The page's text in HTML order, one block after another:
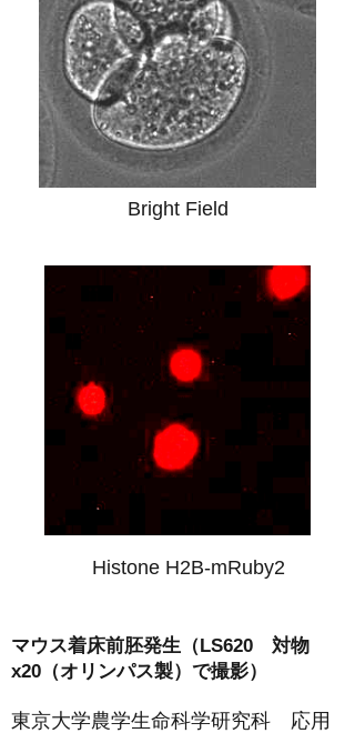
Bright Field
Histone H2B-mRuby2
マウス着床前胚発生（LS620 対物
x20（オリンパス製）で撮影）
東京大学農学生命科学研究科 応用